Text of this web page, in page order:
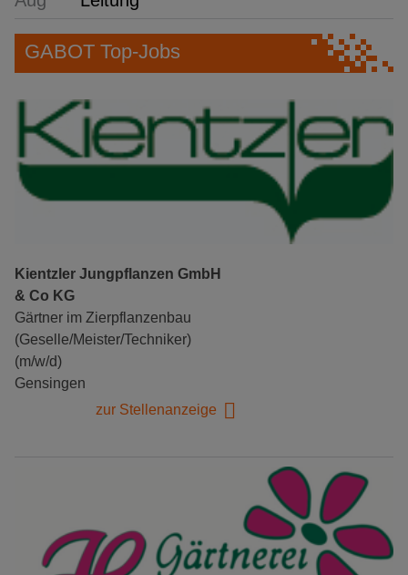
GABOT Top-Jobs
Kientzler Jungpflanzen GmbH
& Co KG
Gärtner im Zierpflanzenbau
(Geselle/Meister/Techniker)
(m/w/d)
Gensingen
zur Stellenanzeige